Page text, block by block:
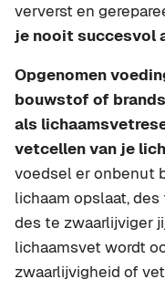
ververst en
je nooit succesvol
Opgenomen
bouwstof of
als
vetcellen van je
voedsel er onbenut
lichaam opslaat,
des te zwaarlijviger
lichaamsvet wordt
zwaarlijvigheid of